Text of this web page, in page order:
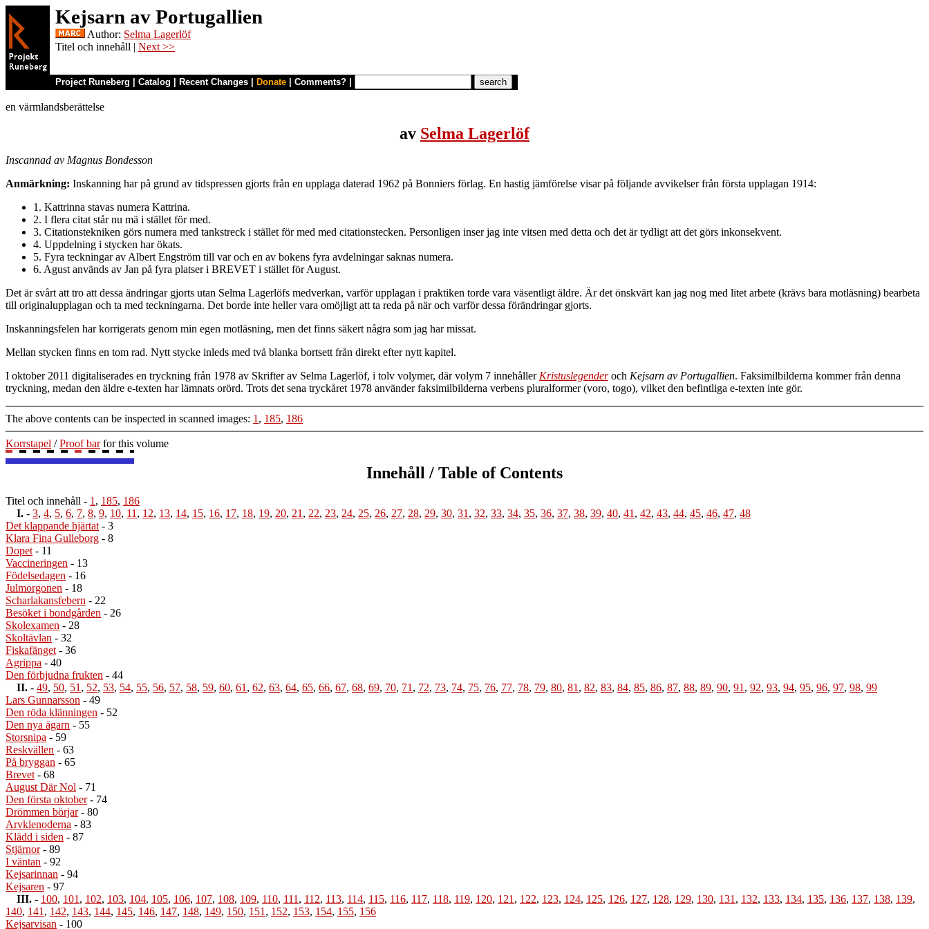
Kejsarn av Portugallien
Author: Selma Lagerlöf
Titel och innehåll | Next >>
Project Runeberg Catalog Recent Changes Donate Comments?
en värmlandsberättelse
av Selma Lagerlöf
Inscannad av Magnus Bondesson
Anmärkning: Inskanning har på grund av tidspressen gjorts från en upplaga daterad 1962 på Bonniers förlag. En hastig jämförelse visar på följande avvikelser från första upplagan 1914:
1. Kattrinna stavas numera Kattrina.
2. I flera citat står nu mä i stället för med.
3. Citationstekniken görs numera med tankstreck i stället för med med citationstecken. Personligen inser jag inte vitsen med detta och det är tydligt att det görs inkonsekvent.
4. Uppdelning i stycken har ökats.
5. Fyra teckningar av Albert Engström till var och en av bokens fyra avdelningar saknas numera.
6. Agust används av Jan på fyra platser i BREVET i stället för August.
Det är svårt att tro att dessa ändringar gjorts utan Selma Lagerlöfs medverkan, varför upplagan i praktiken torde vara väsentligt äldre. Är det önskvärt kan jag nog med litet arbete (krävs bara motläsning) bearbeta
till originalupplagan och ta med teckningarna. Det borde inte heller vara omöjligt att ta reda på när och varför dessa förändringar gjorts.
Inskanningsfelen har korrigerats genom min egen motläsning, men det finns säkert några som jag har missat.
Mellan stycken finns en tom rad. Nytt stycke inleds med två blanka bortsett från direkt efter nytt kapitel.
I oktober 2011 digitaliserades en tryckning från 1978 av Skrifter av Selma Lagerlöf, i tolv volymer, där volym 7 innehåller Kristuslegenderoch Kejsarn av Portugallien. Faksimilbilderna kommer från denna
tryckning, medan den äldre e-texten har lämnats orörd. Trots det sena tryckåret 1978 använder faksimilbilderna verbens pluralformer (voro, togo), vilket den befintliga e-texten inte gör.
The above contents can be inspected in scanned images: 1 , 185, 186
Korrstapel /Proof barfor this volume
Innehåll / Table of Contents
Titel och innehåll - 1 , 185, 186
I. - 3, 4, 5, 6, 7, 8, 9, 10, 11 , 12, 13, 14, 15, 16, 17, 18, 19, 20, 21 , 22, 23, 24, 25, 26, 27, 28, 29, 30, 31 , 32, 33, 34, 35, 36, 37, 38, 39, 40, 41 , 42, 43, 44, 45, 46, 47, 48
Det klappande hjärtat - 3
Klara Fina Gulleborg - 8
Dopet - 11
Vaccineringen - 13
Födelsedagen - 16
Julmorgonen - 18
Scharlakansfebern - 22
Besöket i bondgården - 26
Skolexamen - 28
Skoltävlan - 32
Fiskafänget - 36
Agrippa - 40
Den förbjudna frukten - 44
II. - 49, 50, 51 , 52, 53, 54, 55, 56, 57, 58, 59, 60, 61 , 62, 63, 64, 65, 66, 67, 68, 69, 70, 71 , 72, 73, 74, 75, 76, 77, 78, 79, 80, 81 , 82, 83, 84, 85, 86, 87, 88, 89, 90, 91 , 92, 93, 94, 95, 96, 97, 98, 99
Lars Gunnarsson - 49
Den röda klänningen - 52
Den nya ägarn - 55
Storsnipa - 59
Reskvällen - 63
På bryggan - 65
Brevet - 68
August Där Nol - 71
Den första oktober- 74
Drömmen börjar- 80
Arvklenoderna - 83
Klädd i siden - 87
Stjärnor- 89
I väntan - 92
Kejsarinnan - 94
Kejsaren - 97
III. - 100, 101 , 102, 103, 104, 105, 106, 107, 108, 109, 110, 111 , 112, 113, 114, 115, 116, 117, 118, 119, 120, 121 , 122, 123, 124, 125, 126, 127, 128, 129, 130, 131 , 132, 133, 134, 135, 136, 137, 138, 139,
140, 141 , 142, 143, 144, 145, 146, 147, 148, 149, 150, 151 , 152, 153, 154, 155, 156
Kejsarvisan - 100